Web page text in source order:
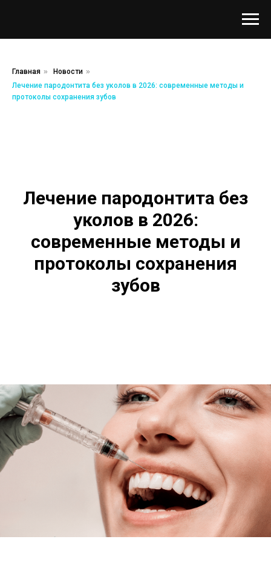
Главная » Новости »
Лечение пародонтита без уколов в 2026: современные методы и
протоколы сохранения зубов
Лечение пародонтита без
уколов в 2026:
современные методы и
протоколы сохранения
зубов